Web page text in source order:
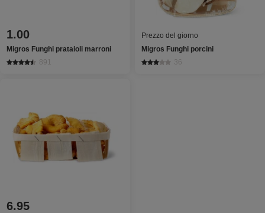
1.00
Migros Funghi prataioli marroni
891
Prezzo del giorno
Migros Funghi porcini
36
6.95